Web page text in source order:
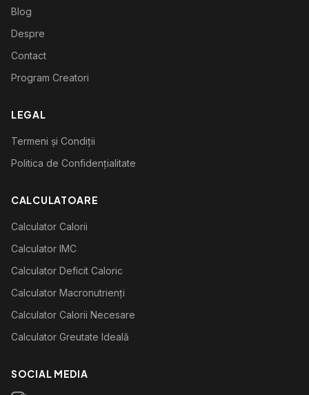
Blog
Despre
Contact
Program Creatori
LEGAL
Termeni și Condiții
Politica de Confidențialitate
CALCULATOARE
Calculator Calorii
Calculator IMC
Calculator Deficit Caloric
Calculator Macronutrienți
Calculator Calorii Necesare
Calculator Greutate Ideală
SOCIAL MEDIA